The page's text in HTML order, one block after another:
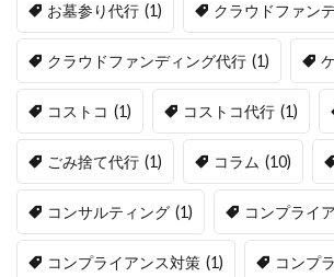
お墓参り代行 (1) クラウドファン
クラウドファンディング代行 (1)
コストコ (1) コストコ代行 (1)
ごみ捨て代行 (1) コラム (10)
コンサルティング (1) コンプライ
コンプライアンス対策 (1) コンプ